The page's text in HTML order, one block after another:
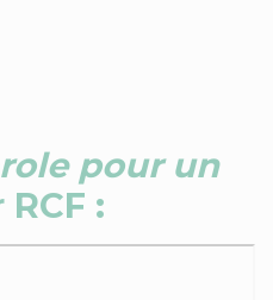
pour un
: